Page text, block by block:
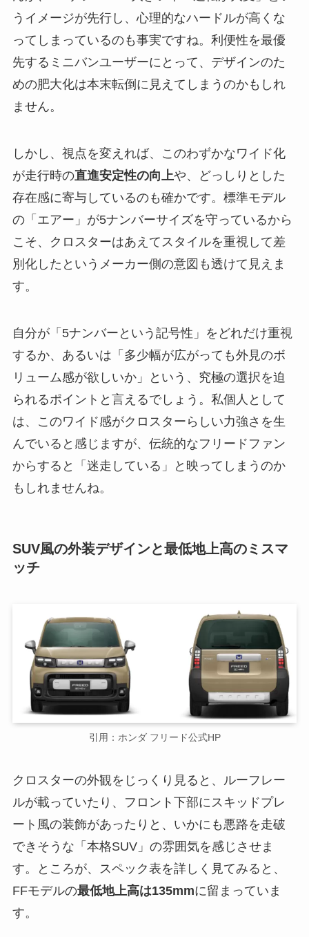
うイメージが先行し、心理的なハードルが高くな
ってしまっているのも事実ですね。利便性を最優
先するミニバンユーザーにとって、デザインのた
めの肥大化は本末転倒に見えてしまうのかもしれ
ません。
しかし、視点を変えれば、このわずかなワイド化
が走行時の直進安定性の向上や、どっしりとした
存在感に寄与しているのも確かです。標準モデル
の「エアー」が5ナンバーサイズを守っているから
こそ、クロスターはあえてスタイルを重視して差
別化したというメーカー側の意図も透けて見えま
す。
自分が「5ナンバーという記号性」をどれだけ重視
するか、あるいは「多少幅が広がっても外見のボ
リューム感が欲しいか」という、究極の選択を迫
られるポイントと言えるでしょう。私個人として
は、このワイド感がクロスターらしい力強さを生
んでいると感じますが、伝統的なフリードファン
からすると「迷走している」と映ってしまうのか
もしれませんね。
SUV風の外装デザインと最低地上高のミスマ
ッチ
引用：ホンダ フリード公式HP
クロスターの外観をじっくり見ると、ルーフレー
ルが載っていたり、フロント下部にスキッドプレ
ート風の装飾があったりと、いかにも悪路を走破
できそうな「本格SUV」の雰囲気を感じさせま
す。ところが、スペック表を詳しく見てみると、
FFモデルの最低地上高は135mmに留まっていま
す。